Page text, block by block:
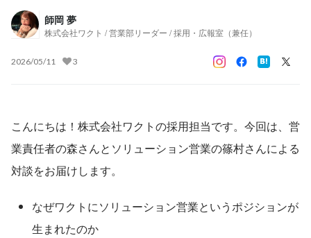
師岡 夢
株式会社ワクト / 営業部リーダー / 採用・広報室（兼任）
2026/05/11 3
こんにちは！株式会社ワクトの採用担当です。今回は、営
業責任者の森さんとソリューション営業の篠村さんによる
対談をお届けします。
なぜワクトにソリューション営業というポジションが
生まれたのか